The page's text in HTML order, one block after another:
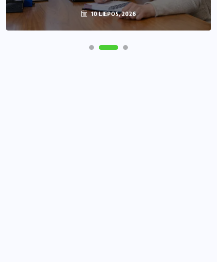
10 LIEPOS, 2026